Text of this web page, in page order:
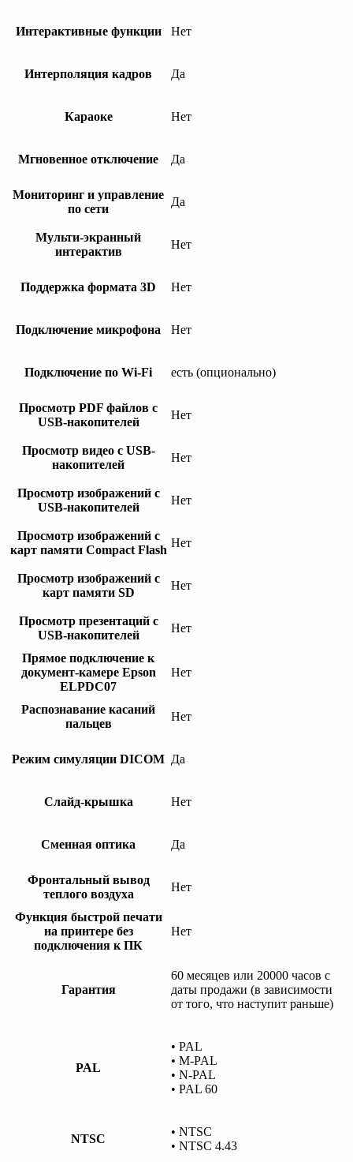
Интерактивные функции Нет
Интерполяция кадров Да
Караоке Нет
Мгновенное отключение Да
Мониторинг и управление
по сети
Да
Мульти-экранный
интерактив
Нет
Поддержка формата 3D Нет
Подключение микрофона Нет
Подключение по Wi-Fi есть (опционально)
Просмотр PDF файлов с
USB-накопителей
Нет
Просмотр видео с USB-
накопителей
Нет
Просмотр изображений с
USB-накопителей
Нет
Просмотр изображений с
карт памяти Compact Flash
Нет
Просмотр изображений с
карт памяти SD
Нет
Просмотр презентаций с
USB-накопителей
Нет
Прямое подключение к
документ-камере Epson
ELPDC07
Нет
Распознавание касаний
пальцев
Нет
Режим симуляции DICOM Да
Слайд-крышка Нет
Сменная оптика Да
Фронтальный вывод
теплого воздуха
Нет
Функция быстрой печати
на принтере без
подключения к ПК
Нет
Гарантия
60 месяцев или 20000 часов с
даты продажи (в зависимости
от того, что наступит раньше)
PAL
• PAL
• M-PAL
• N-PAL
• PAL 60
NTSC
• NTSC
• NTSC 4.43